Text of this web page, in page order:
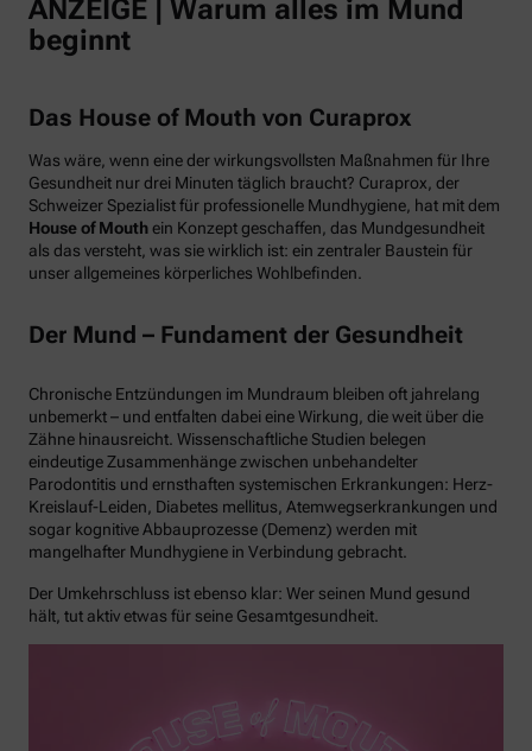
ANZEIGE | Warum alles im Mund
beginnt
Das House of Mouth von Curaprox
Was wäre, wenn eine der wirkungsvollsten Maßnahmen für Ihre
Gesundheit nur drei Minuten täglich braucht? Curaprox, der
Schweizer Spezialist für professionelle Mundhygiene, hat mit dem
House of Mouthein Konzept geschaffen, das Mundgesundheit
als das versteht, was sie wirklich ist: ein zentraler Baustein für
unser allgemeines körperliches Wohlbefinden.
Der Mund – Fundament der Gesundheit
Chronische Entzündungen im Mundraum bleiben oft jahrelang
unbemerkt – und entfalten dabei eine Wirkung, die weit über die
Zähne hinausreicht. Wissenschaftliche Studien belegen
eindeutige Zusammenhänge zwischen unbehandelter
Parodontitis und ernsthaften systemischen Erkrankungen: Herz-
Kreislauf-Leiden, Diabetes mellitus, Atemwegserkrankungen und
sogar kognitive Abbauprozesse (Demenz) werden mit
mangelhafter Mundhygiene in Verbindung gebracht.
Der Umkehrschluss ist ebenso klar: Wer seinen Mund gesund
hält, tut aktiv etwas für seine Gesamtgesundheit.